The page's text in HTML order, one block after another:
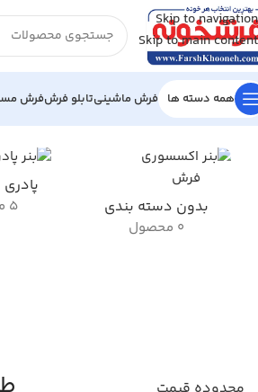
Skip to navigation
Skip to main content
همه دسته ها فرش ماشینیتابلو فرشفرش
خانه/محصول رنگ حاشیه فرش
بدون دسته بندی
0 محصول
5 محصول